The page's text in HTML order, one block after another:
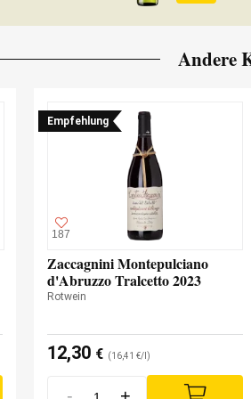
Andere
Empfehlung
187
Zaccagnini Montepulciano
d'Abruzzo Tralcetto 2023
Rotwein
12,30 € (16,41 €/l)
- +